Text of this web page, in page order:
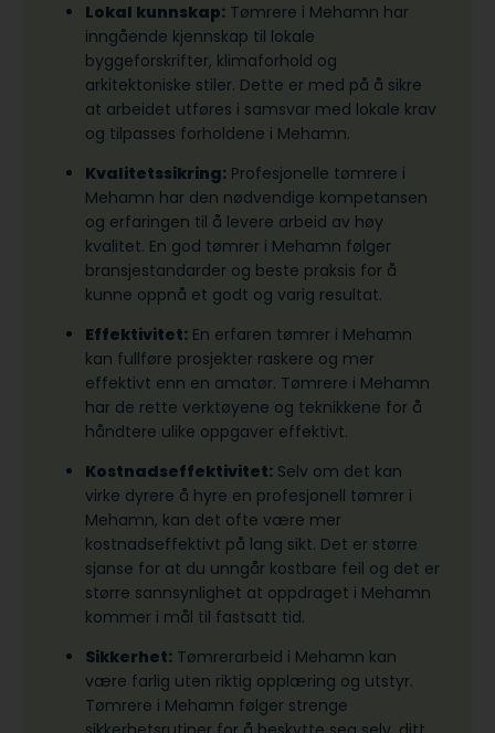
Lokal kunnskap: Tømrere i Mehamn har
inngående kjennskap til lokale
byggeforskrifter, klimaforhold og
arkitektoniske stiler. Dette er med på å sikre
at arbeidet utføres i samsvar med lokale krav
og tilpasses forholdene i Mehamn.
Kvalitetssikring: Profesjonelle tømrere i
Mehamn har den nødvendige kompetansen
og erfaringen til å levere arbeid av høy
kvalitet. En god tømrer i Mehamn følger
bransjestandarder og beste praksis for å
kunne oppnå et godt og varig resultat.
Effektivitet: En erfaren tømrer i Mehamn
kan fullføre prosjekter raskere og mer
effektivt enn en amatør. Tømrere i Mehamn
har de rette verktøyene og teknikkene for å
håndtere ulike oppgaver effektivt.
Kostnadseffektivitet: Selv om det kan
virke dyrere å hyre en profesjonell tømrer i
Mehamn, kan det ofte være mer
kostnadseffektivt på lang sikt. Det er større
sjanse for at du unngår kostbare feil og det er
større sannsynlighet at oppdraget i Mehamn
kommer i mål til fastsatt tid.
Sikkerhet: Tømrerarbeid i Mehamn kan
være farlig uten riktig opplæring og utstyr.
Tømrere i Mehamn følger strenge